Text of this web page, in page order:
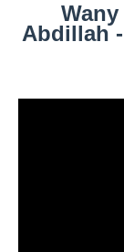
Abdillah